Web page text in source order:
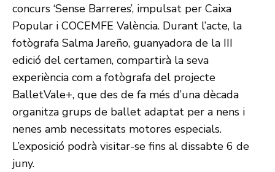
concurs ‘Sense Barreres’, impulsat per Caixa
Popular i COCEMFE València. Durant l’acte, la
fotògrafa Salma Jareño, guanyadora de la III
edició del certamen, compartirà la seva
experiència com a fotògrafa del projecte
BalletVale+, que des de fa més d’una dècada
organitza grups de ballet adaptat per a nens i
nenes amb necessitats motores especials.
L’exposició podrà visitar-se fins al dissabte 6 de
juny.